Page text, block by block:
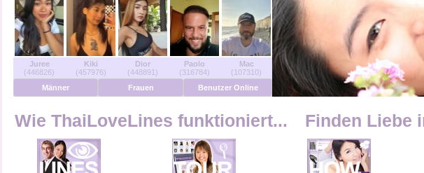
Juree
(446826)
Kiki
(457976)
Dior
(448891)
Paolo
(316784)
Mac
(107310)
Männer
Frauen Benutzer Online
Wie ThaiLoveLines funktioniert... Finden Liebe